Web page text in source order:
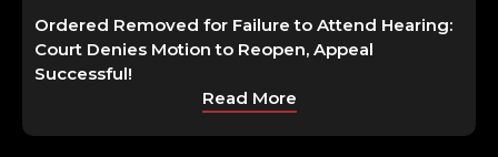
Ordered Removed for Failure to Attend Hearing:
Court Denies Motion to Reopen, Appeal
Successful!
Read More